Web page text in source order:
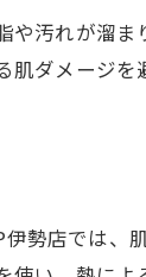
汚れが溜
ダメージ
勢店では